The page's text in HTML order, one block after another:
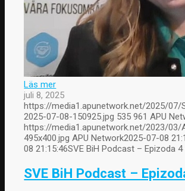
Läs mer
juli 8, 2025
https://media1.apunetwork.net/2025/07/
2025-07-08-150925.jpg 535 961 APU
https://media1.apunetwork.net/2023/03/
495x400.jpg APU Network2025-07-08
08 21:15:46SVE BiH Podcast – Epizoda
SVE BiH Podcast –